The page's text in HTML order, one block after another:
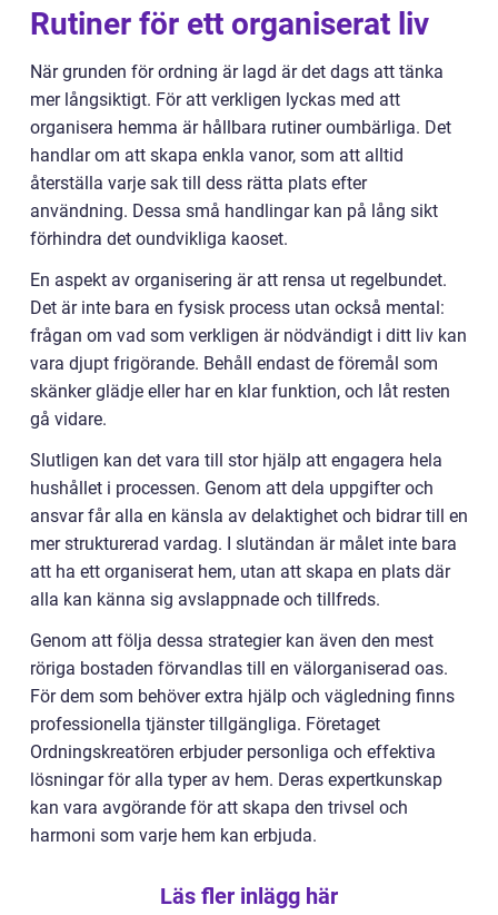
Rutiner för ett organiserat liv
När grunden för ordning är lagd är det dags att tänka
mer långsiktigt. För att verkligen lyckas med att
organisera hemma är hållbara rutiner oumbärliga. Det
handlar om att skapa enkla vanor, som att alltid
återställa varje sak till dess rätta plats efter
användning. Dessa små handlingar kan på lång sikt
förhindra det oundvikliga kaoset.
En aspekt av organisering är att rensa ut regelbundet.
Det är inte bara en fysisk process utan också mental:
frågan om vad som verkligen är nödvändigt i ditt liv kan
vara djupt frigörande. Behåll endast de föremål som
skänker glädje eller har en klar funktion, och låt resten
gå vidare.
Slutligen kan det vara till stor hjälp att engagera hela
hushållet i processen. Genom att dela uppgifter och
ansvar får alla en känsla av delaktighet och bidrar till en
mer strukturerad vardag. I slutändan är målet inte bara
att ha ett organiserat hem, utan att skapa en plats där
alla kan känna sig avslappnade och tillfreds.
Genom att följa dessa strategier kan även den mest
röriga bostaden förvandlas till en välorganiserad oas.
För dem som behöver extra hjälp och vägledning finns
professionella tjänster tillgängliga. Företaget
Ordningskreatören erbjuder personliga och effektiva
lösningar för alla typer av hem. Deras expertkunskap
kan vara avgörande för att skapa den trivsel och
harmoni som varje hem kan erbjuda.
Läs fler inlägg här